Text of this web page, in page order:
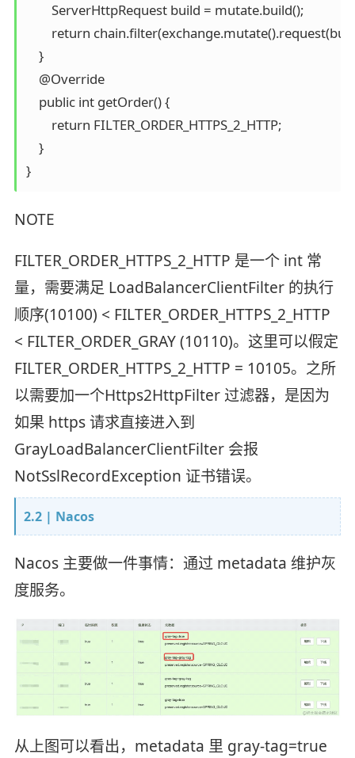
        ServerHttpRequest build = mutate.build();
return
    }
    @Override
    public int getOrder() {
        return FILTER_ORDER_HTTPS_2_HTTP;
    }
}
NOTE
FILTER_ORDER_HTTPS_2_HTTP 是一个 int 常
量，需要满足 LoadBalancerClientFilter 的执行
顺序(10100) < FILTER_ORDER_HTTPS_2_HTTP
< FILTER_ORDER_GRAY (10110)。这里可以假定
FILTER_ORDER_HTTPS_2_HTTP = 10105。之所
以需要加一个Https2HttpFilter 过滤器，是因为
如果 https 请求直接进入到
GrayLoadBalancerClientFilter 会报
NotSslRecordException 证书错误。
2.2 | Nacos
Nacos 主要做一件事情：通过 metadata 维护灰
度服务。
从上图可以看出，metadata 里 gray-tag=true